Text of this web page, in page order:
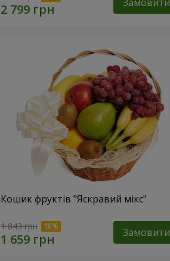
Кошик фруктів "Яскравий мікс"
1 843 грн Замовити